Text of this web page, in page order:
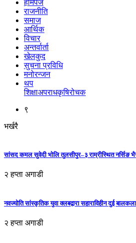
होमपेज
राजनीति
समाज
आर्थिक
विचार
अन्तर्वार्ता
खेलकुद
सुचना प्रविधि
मनोरन्जन
थप
शिक्षाअपराधकृषिरोचक
९
भर्खरै
सांसद कमल सुवेदी भोलि तुलसीपुर–३ राम्रीस्थित नर्सिङ
२ हप्ता अगाडी
नवज्योति सांस्कृतिक युवा क्लबद्वारा सहाराविहीन दुई
२ हप्ता अगाडी